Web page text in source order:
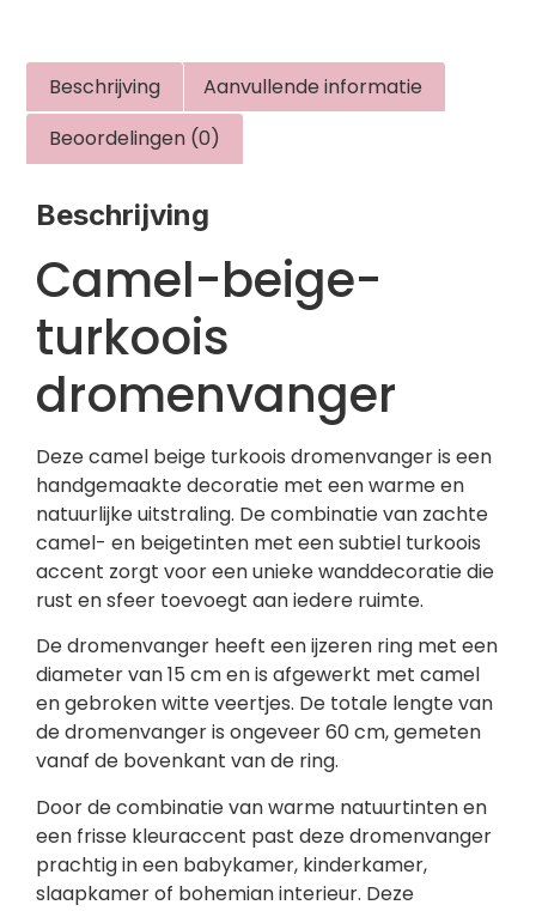
Beschrijving
Aanvullende informatie
Beoordelingen (0)
Beschrijving
Camel-beige-
turkoois
dromenvanger
Deze camel beige turkoois dromenvanger is een
handgemaakte decoratie met een warme en
natuurlijke uitstraling. De combinatie van zachte
camel- en beigetinten met een subtiel turkoois
accent zorgt voor een unieke wanddecoratie die
rust en sfeer toevoegt aan iedere ruimte.
De dromenvanger heeft een ijzeren ring met een
diameter van 15 cm en is afgewerkt met camel
en gebroken witte veertjes. De totale lengte van
de dromenvanger is ongeveer 60 cm, gemeten
vanaf de bovenkant van de ring.
Door de combinatie van warme natuurtinten en
een frisse kleuraccent past deze dromenvanger
prachtig in een babykamer, kinderkamer,
slaapkamer of bohemian interieur. Deze